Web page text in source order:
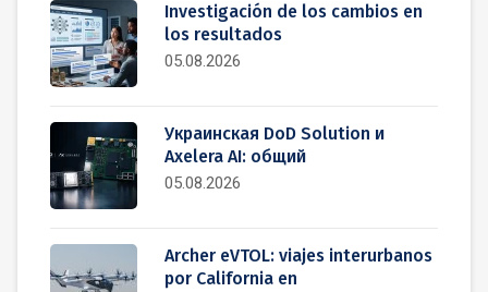
Investigación de los cambios en
los resultados
05.08.2026
Украинская DoD Solution и
Axelera AI: общий
05.08.2026
Archer eVTOL: viajes interurbanos
por California en